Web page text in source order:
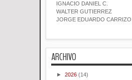
IGNACIO DANIEL C.
WALTER GUTIERREZ
JORGE EDUARDO CARRIZO
ARCHIVO
► 2026 (14)